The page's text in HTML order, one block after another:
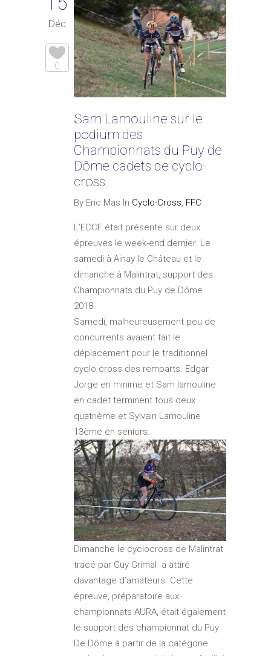
Déc
0
Sam Lamouline sur le
podium des
Championnats du Puy de
Dôme cadets de cyclo-
cross
By Eric Mas In Cyclo-Cross, FFC
L’ECCF était présente sur deux
épreuves le week-end dernier. Le
samedi à Ainay le Château et le
dimanche à Malintrat, support des
Championnats du Puy de Dôme
2018.
Samedi, malheureusement peu de
concurrents avaient fait le
déplacement pour le traditionnel
cyclo cross des remparts. Edgar
Jorge en minime et Sam lamouline
en cadet terminent tous deux
quatrième et Sylvain Lamouline
13ème en seniors.
Dimanche le cyclocross de Malintrat
tracé par Guy Grimal a attiré
davantage d’amateurs. Cette
épreuve, préparatoire aux
championnats AURA, était également
le support des championnat du Puy
De Dôme à partir de la catégorie